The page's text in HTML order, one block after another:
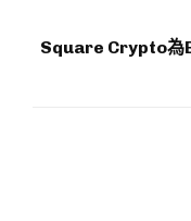
Square Crypto為